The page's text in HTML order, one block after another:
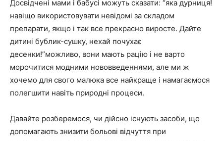
Досвідчені мами і бабусі можуть сказати: “яка дурниця!
навіщо використовувати невідомі за складом
препарати, якщо і так все прекрасно виросте. Дайте
дитині бублик-сушку, нехай почухає
десенки!”можливо, вони мають рацію і не варто
морочитися модними нововведеннями, але ми ж
хочемо для свого малюка все найкраще і намагаємося
полегшити навіть природні процеси.
Давайте розберемося, чи дійсно існують засоби, що
допомагають знизити больові відчуття при